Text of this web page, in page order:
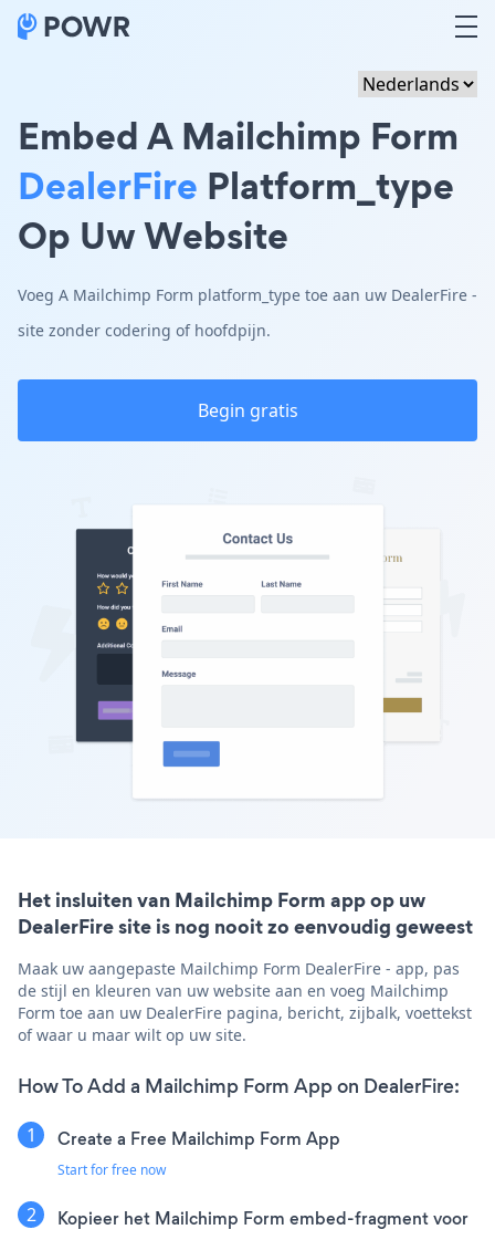
Embed A Mailchimp Form
DealerFire Platform_type
Op Uw Website
Voeg A Mailchimp Form platform_type toe aan uw DealerFire -
site zonder codering of hoofdpijn.
Begin gratis
Het insluiten van Mailchimp Form app op uw
DealerFire site is nog nooit zo eenvoudig geweest
Maak uw aangepaste Mailchimp Form DealerFire - app, pas
de stijl en kleuren van uw website aan en voeg Mailchimp
Form toe aan uw DealerFire pagina, bericht, zijbalk, voettekst
of waar u maar wilt op uw site.
How To Add a Mailchimp Form App on DealerFire:
Create a Free Mailchimp Form App
Start for free now
Kopieer het Mailchimp Form embed-fragment voor